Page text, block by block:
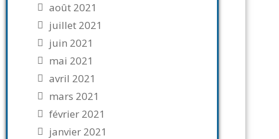
août 2021
juillet 2021
juin 2021
mai 2021
avril 2021
mars 2021
février 2021
janvier 2021